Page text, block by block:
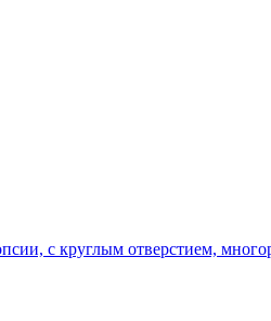
с круглым отверстием,